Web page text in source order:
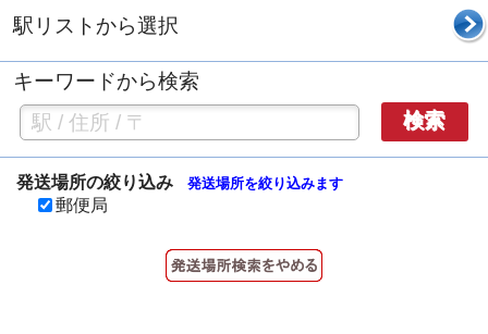
駅リストから選択
キーワードから検索
検索
発送場所の絞り込み 発送場所を絞り込みます
郵便局